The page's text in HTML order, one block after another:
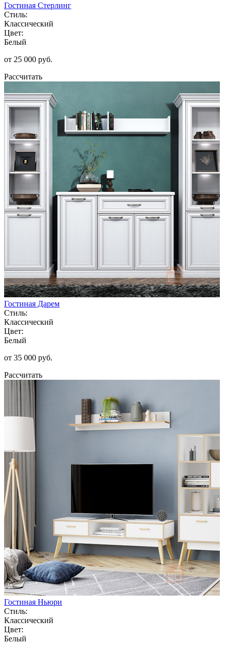
Гостиная Стерлинг
Стиль:
Классический
Цвет:
Белый
от 25 000 руб.
Рассчитать
Гостиная Дарем
Стиль:
Классический
Цвет:
Белый
от 35 000 руб.
Рассчитать
Гостиная Ньюри
Стиль:
Классический
Цвет:
Белый